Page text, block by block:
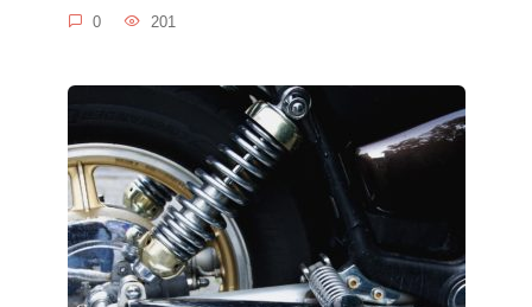
0 201